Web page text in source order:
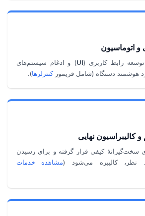
رابط کاربری (UI) و ادغام سیستم‌های
هوشمند دستگاه (شامل فریمورکنترلرها).
سخت‌گیرانۀ کیفی قرار گرفته و برای رسیدن
نظر، کالیبره می‌شود (مشاهده خدمات